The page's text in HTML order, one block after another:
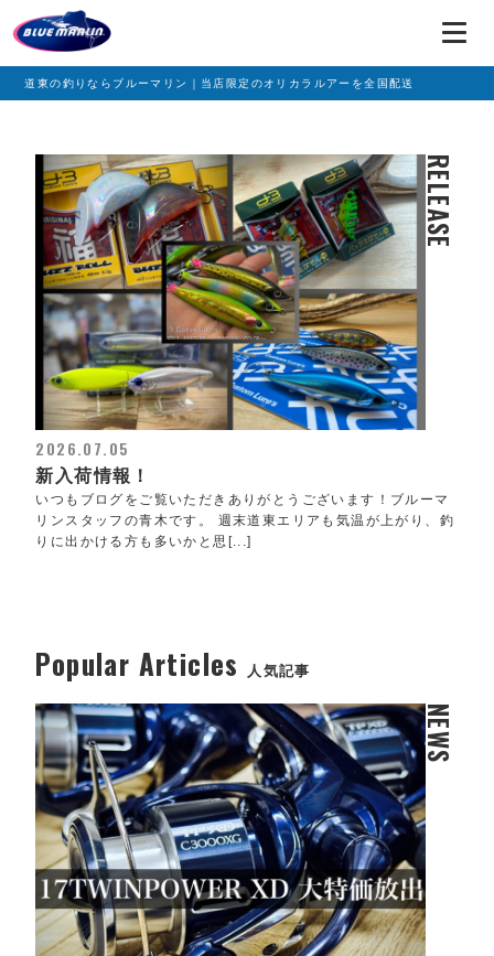
道東の釣りならブルーマリン｜当店限定のオリカラルアーを全国配送
RELEASE
2026.07.05
新入荷情報！
いつもブログをご覧いただきありがとうございます！ブルーマ
リンスタッフの青木です。 週末道東エリアも気温が上がり、釣
りに出かける方も多いかと思[...]
Popular Articles 人気記事
NEWS